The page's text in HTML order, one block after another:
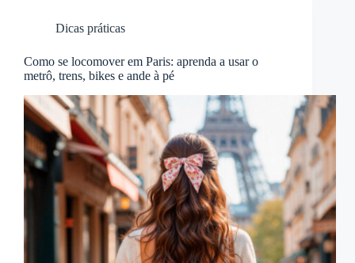
Dicas práticas
Como se locomover em Paris: aprenda a usar o
metrô, trens, bikes e ande à pé